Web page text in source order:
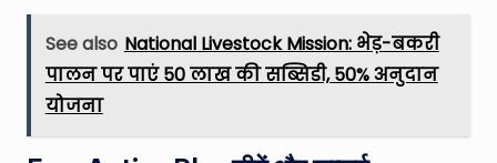
See also National Livestock Mission: भेड़-बकरी
पालन पर पाएं 50 लाख की सब्सिडी, 50% अनुदान
योजना